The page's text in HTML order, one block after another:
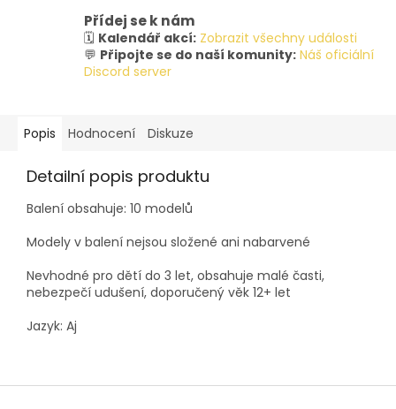
Přídej se k nám
🗓️ Kalendář akcí: Zobrazit všechny události
💬 Připojte se do naší komunity: Náš oficiální
Discord server
Popis Hodnocení Diskuze
Detailní popis produktu
Balení obsahuje: 10 modelů
Modely v balení nejsou složené ani nabarvené
Nevhodné pro dětí do 3 let, obsahuje malé časti,
nebezpečí udušení, doporučený věk 12+ let
Jazyk: Aj
Z